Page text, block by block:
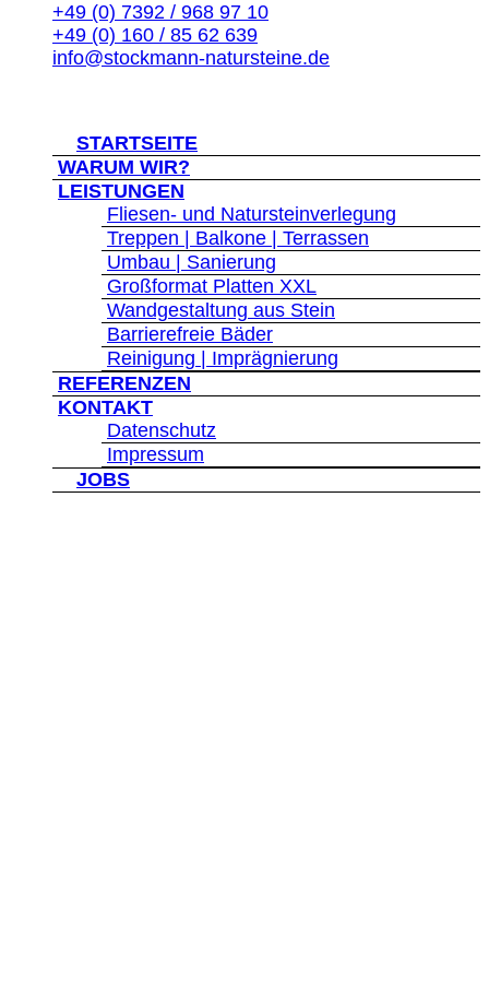
+49 (0) 7392 / 968 97 10
+49 (0) 160 / 85 62 639
info@stockmann-natursteine.de
STARTSEITE
WARUM WIR?
LEISTUNGEN
Fliesen- und Natursteinverlegung
Treppen | Balkone | Terrassen
Umbau | Sanierung
Großformat Platten XXL
Wandgestaltung aus Stein
Barrierefreie Bäder
Reinigung | Imprägnierung
REFERENZEN
KONTAKT
Datenschutz
Impressum
JOBS